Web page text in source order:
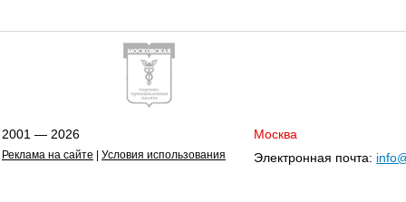
2001 — 2026
Реклама на сайте Условия использования
Москва
Электронная почта: